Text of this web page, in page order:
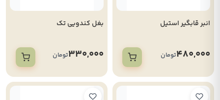
انبر قابگیر استیل
480,000تومان
بغل کندویی تک
330,000تومان